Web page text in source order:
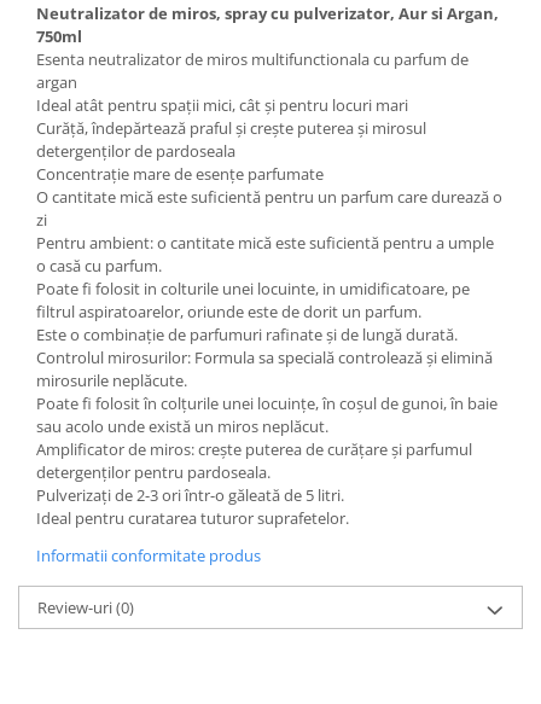
Articole si accesorii pentru baie si
zona sanitara
Accesorii pentru casa
Articole si accesorii pentru haine si
produse textile
Articole menaj BACTERIA STOP
Articole menaj ECO NATURAL si
materiale reciclate
Eco logical
Produse lichide certificare Eco Cert
Detergenti BIO
Eco Confort
Fose Septice & Întreținere
Eco Confort
BioZone
Epur
Home&Deco
Note di Natura
Eco Friendly
Neutralizator de miros, spray cu pulverizator, Aur si Argan,
750ml
Esenta neutralizator de miros multifunctionala cu parfum de
argan
Ideal atât pentru spații mici, cât și pentru locuri mari
Curăță, îndepărtează praful și crește puterea și mirosul
detergenților de pardoseala
Concentrație mare de esențe parfumate
O cantitate mică este suficientă pentru un parfum care durează o
zi
Pentru ambient: o cantitate mică este suficientă pentru a umple
o casă cu parfum.
Poate fi folosit in colturile unei locuinte, in umidificatoare, pe
filtrul aspiratoarelor, oriunde este de dorit un parfum.
Este o combinație de parfumuri rafinate și de lungă durată.
Controlul mirosurilor: Formula sa specială controlează și elimină
mirosurile neplăcute.
Poate fi folosit în colțurile unei locuințe, în coșul de gunoi, în baie
sau acolo unde există un miros neplăcut.
Amplificator de miros: crește puterea de curățare și parfumul
detergenților pentru pardoseala.
Pulverizați de 2-3 ori într-o găleată de 5 litri.
Ideal pentru curatarea tuturor suprafetelor.
Informatii conformitate produs
Review-uri(0)